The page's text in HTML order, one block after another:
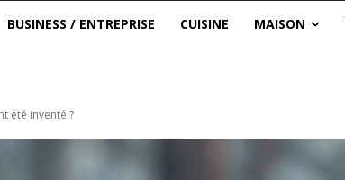
BUSINESS / ENTREPRISE CUISINE MAISON
été inventé ?